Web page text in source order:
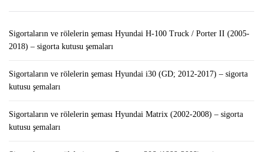
Sigortaların ve rölelerin şeması Hyundai H-100 Truck / Porter II (2005-
2018) – sigorta kutusu şemaları
Sigortaların ve rölelerin şeması Hyundai i30 (GD; 2012-2017) – sigorta
kutusu şemaları
Sigortaların ve rölelerin şeması Hyundai Matrix (2002-2008) – sigorta
kutusu şemaları